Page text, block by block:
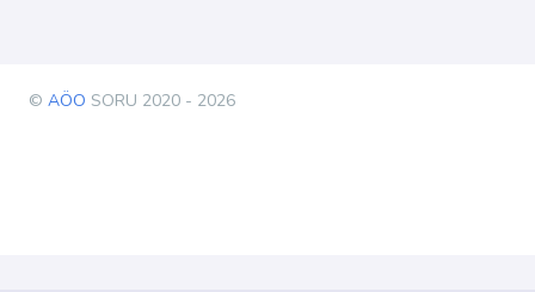
© AÖO SORU 2020 - 2026